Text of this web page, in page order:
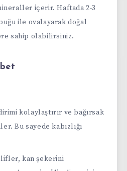
içerir. Haftada 2-3
ile ovalayarak doğal
sahip olabilirsiniz.
kolaylaştırır ve bağırsak
Bu sayede kabızlığı
kan şekerini